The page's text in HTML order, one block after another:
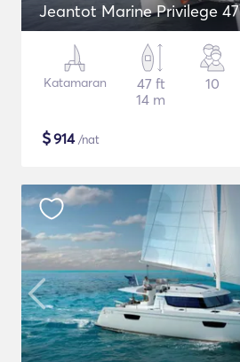
Jeantot Marine Privilege 47
Katamaran
47 ft
14 m
10
$914/nat